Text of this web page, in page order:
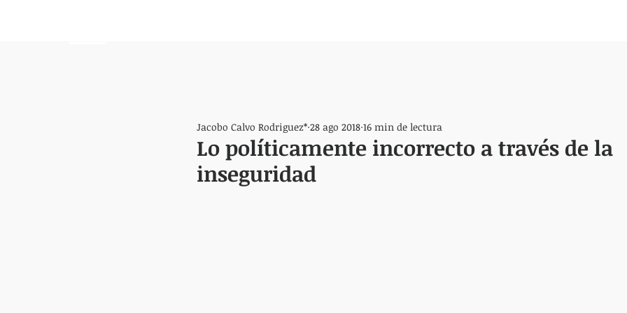
Lo políticamente incorrecto a través de la
inseguridad
Jacobo Calvo Rodriguez* 28 ago 2018 16 min de lectura